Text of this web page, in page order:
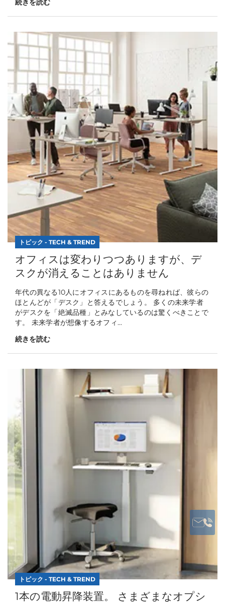
続きを読む
トピック - TECH & TREND
オフィスは変わりつつありますが、デ
スクが消えることはありません
年代の異なる10人にオフィスにあるものを尋ねれば、彼らの
ほとんどが「デスク」と答えるでしょう。 多くの未来学者
がデスクを「絶滅品種」とみなしているのは驚くべきことで
す。 未来学者が想像するオフィ...
続きを読む
トピック - TECH & TREND
1本の電動昇降装置。 さまざまなオプシ